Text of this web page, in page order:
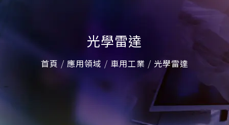
光學雷達
首頁 / 應用領域 / 車用工業 / 光學雷達